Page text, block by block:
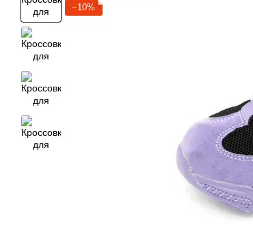
−10%